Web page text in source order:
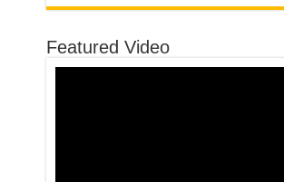
Featured Video